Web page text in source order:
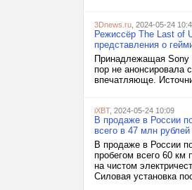
3Dnews.ru , 2024-05-24
Режиссёр The Last of
представления о
Принадлежащая Sony
пор не анонсировала
впечатляюще.
iXBT, 2024-05-24 10:09
В продаже в России
всего в 47 млн рублей
В продаже в России
пробегом всего 60 км
на чистом
Силовая установка